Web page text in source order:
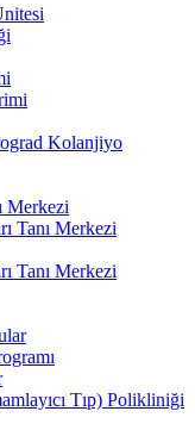
Kolanjiyo
Merkezi
Tanı Merkezi
Tanı Merkezi
Tıp) Polikliniği